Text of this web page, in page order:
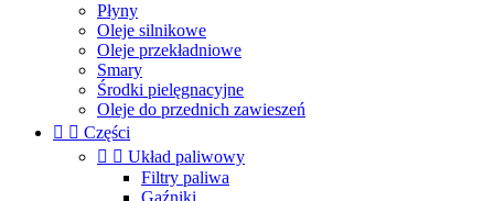
Płyny
Oleje silnikowe
Oleje przekładniowe
Smary
Środki pielęgnacyjne
Oleje do przednich zawieszeń
  Części
  Układ paliwowy
Filtry paliwa
Gaźniki